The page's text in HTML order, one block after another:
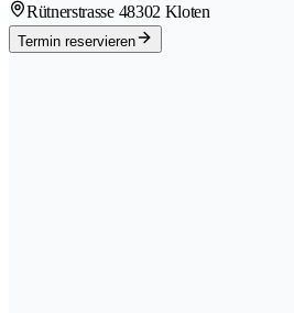
Rütnerstrasse 48302 Kloten
Termin reservieren